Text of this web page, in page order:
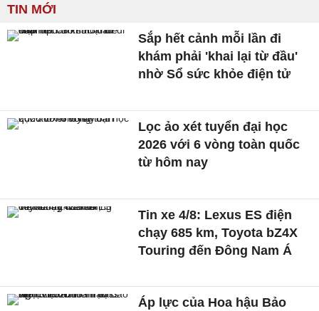
TIN MỚI
Sắp hết cảnh mỗi lần đi
khám phải 'khai lại từ đầu'
nhờ Sổ sức khỏe điện tử
Lọc ảo xét tuyển đại học
2026 với 6 vòng toàn quốc
từ hôm nay
Tin xe 4/8: Lexus ES điện
chạy 685 km, Toyota bZ4X
Touring đến Đông Nam Á
Áp lực của Hoa hậu Bảo